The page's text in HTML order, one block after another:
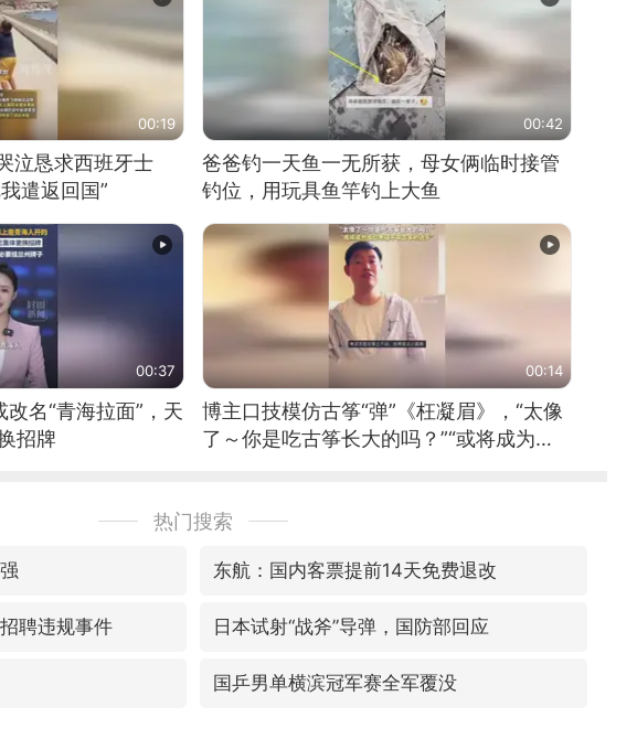
00:19
泣恳求西班牙士
遣返回国”
00:42
爸爸钓一天鱼一无所获，母女俩临时接管
钓位，用玩具鱼竿钓上大鱼
00:37
改名“青海拉面”，天
招牌
00:14
博主口技模仿古筝“弹”《枉凝眉》，“太像
了～你是吃古筝长大的吗？”“或将成为首
热门搜索
东航：国内客票提前14天免费退改
聘违规事件 日本试射“战斧”导弹，国防部回应
国乒男单横滨冠军赛全军覆没